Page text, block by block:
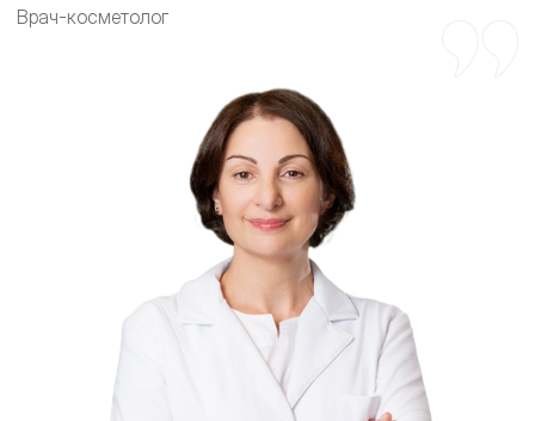
Врач-косметолог